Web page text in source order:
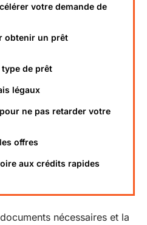
votre demande de
obtenir un prêt
de prêt
légaux
ne pas retarder votre
offres
aux crédits rapides
nécessaires et la